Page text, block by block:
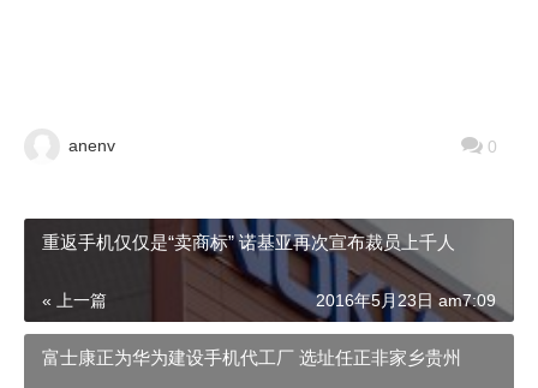
anenv 0
重返手机仅仅是“卖商标” 诺基亚再次宣布裁员上千人
« 上一篇 2016年5月23日 am7:09
富士康正为华为建设手机代工厂 选址任正非家乡贵州